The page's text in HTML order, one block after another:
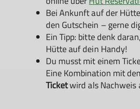
Bei Ankunft auf der
den Gutschein – gerne
Ein Tipp: bitte denk
Hütte auf dein Handy!
Du musst mit einem
Eine Kombination mit
Ticketwird als Nachweis